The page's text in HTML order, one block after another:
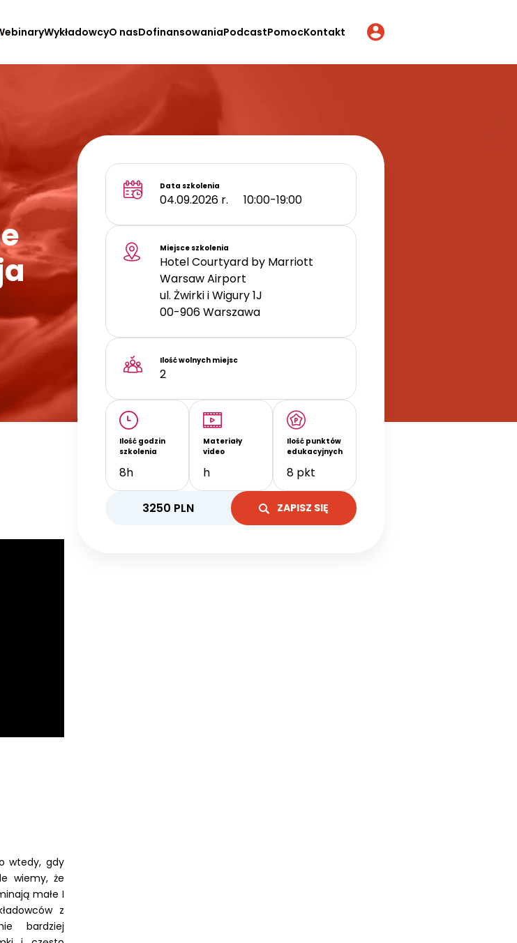
WykładowcyO nasDofinansowaniaPodcastPomocKontakt
Data szkolenia
04.09.2026 r. 10:00-19:00
Miejsce szkolenia
Hotel Courtyard by Marriott
Warsaw Airport
ul. Żwirki i Wigury 1J
00-906Warszawa
Ilość wolnych miejsc
2
Ilość godzin
szkolenia
8h
Materiały
video
h
Ilość punktów
edukacyjnych
8 pkt
3250 PLN ZAPISZ SIĘ
wtedy, gdy
wiemy, że
małe I
z
bardziej